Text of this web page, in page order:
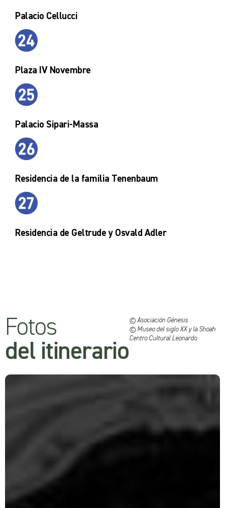
Palacio Cellucci
Plaza IV Novembre
Palacio Sipari-Massa
Residencia de la familia Tenenbaum
Residencia de Geltrude y Osvald Adler
Fotos
del itinerario
© Asociación Génesis
© Museo del siglo XX y la Shoah
Centro Cultural Leonardo